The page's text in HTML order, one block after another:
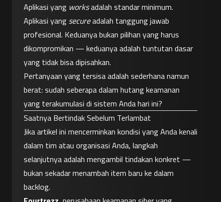
Aplikasi yang works adalah standar minimum.
Aplikasi yang secure adalah tanggung jawab
profesional. Keduanya bukan pilihan yang harus
dikompromikan — keduanya adalah tuntutan dasar
yang tidak bisa dipisahkan.
Pertanyaan yang tersisa adalah sederhana namun
berat: sudah seberapa dalam hutang keamanan
yang terakumulasi di sistem Anda hari ini?
Saatnya Bertindak Sebelum Terlambat
Jika artikel ini mencerminkan kondisi yang Anda kenali
dalam tim atau organisasi Anda, langkah
selanjutnya adalah mengambil tindakan konkret —
bukan sekadar menambah item baru ke dalam
backlog.